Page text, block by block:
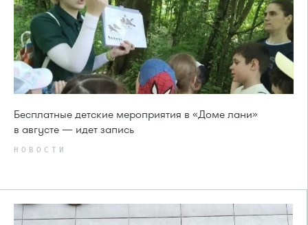
Бесплатные детские мероприятия в «Доме лани»
в августе — идет запись
НОВОСТИ